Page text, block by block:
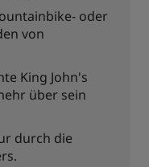
oder
von
King John's
über sein
durch die